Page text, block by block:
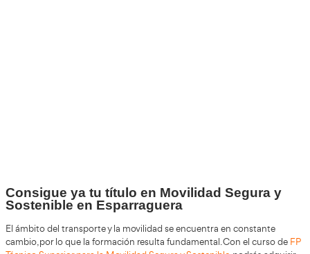
Alumnos Formados